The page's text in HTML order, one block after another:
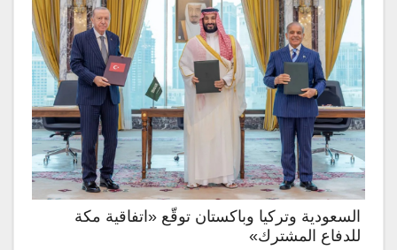
السعودية وتركيا وباكستان توقّع «اتفاقية مكة
للدفاع المشترك»